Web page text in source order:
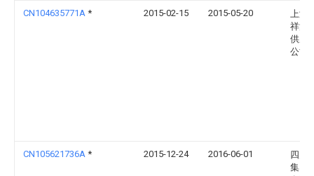
CN104635771A * 2015-02-15 2015-05-20
上海
祥源
供应
公司
CN105621736A * 2015-12-24 2016-06-01
四川
集团